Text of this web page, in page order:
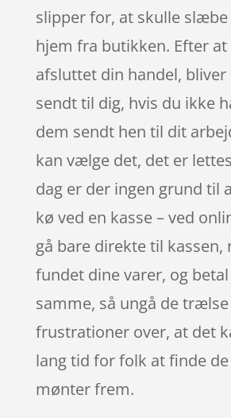
slipper for, at skulle
hjem fra butikken. Efter at
afsluttet din handel, bliver
sendt til dig, hvis du ikke
dem sendt hen til dit
kan vælge det, det er
dag er der ingen grund til
kø ved en kasse – ved
gå bare direkte til kassen,
fundet dine varer, og
samme, så ungå de trælse
frustrationer over, at det
lang tid for folk at finde
mønter frem.